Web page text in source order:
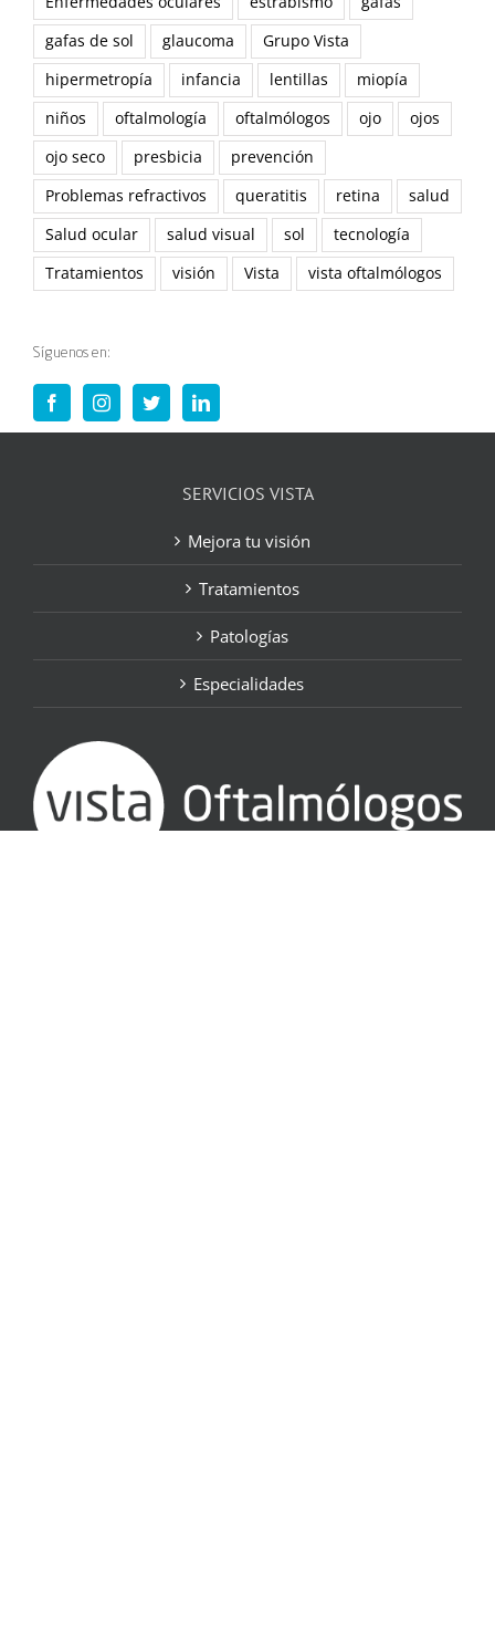
gafas de sol
glaucoma
Grupo Vista
hipermetropía
infancia lentillas
miopía
niños
oftalmología oftalmólogos ojo
ojos
ojo seco
presbicia
prevención
Problemas refractivos
queratitis retina
salud
Salud ocular
salud visual sol
tecnología
Tratamientos
visión Vista vista oftalmólogos
Síguenos en:
SERVICIOS VISTA
Mejora tu visión
Tratamientos
Patologías
Especialidades